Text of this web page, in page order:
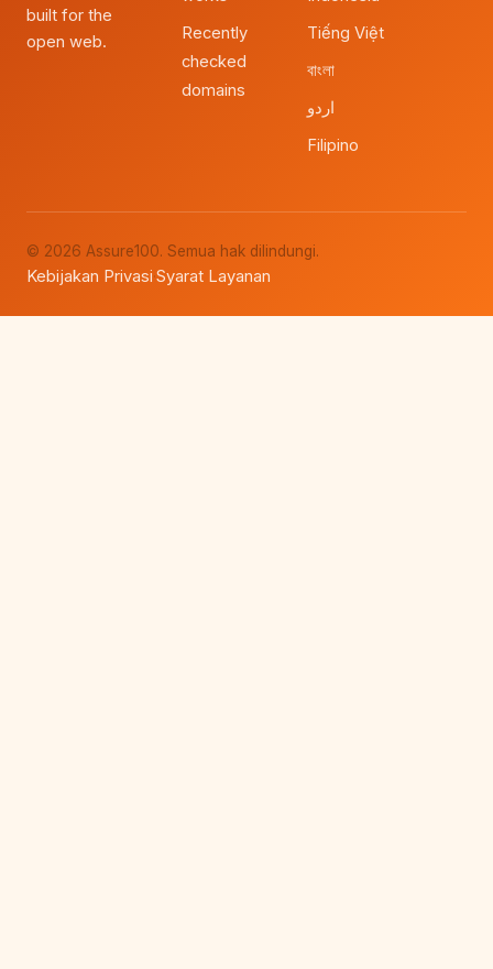
built for the
open web.
Recently
checked
domains
Tiếng Việt
বাংলা
اردو
Filipino
© 2026 Assure100. Semua hak dilindungi.
Kebijakan Privasi·Syarat Layanan